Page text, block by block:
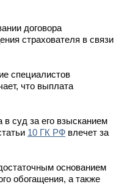
договора
страхователя в связи
специалистов
что выплата
суд за его взысканием
10 ГК РФ влечет за
основанием
обогащения, а также